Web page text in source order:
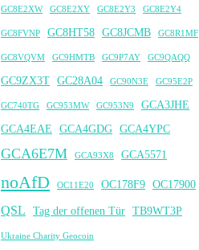
GC8E2XW GC8E2XY GC8E2Y3 GC8E2Y4
GC8FVNP GC8HT58 GC8JCMB GC8R1MF
GC8VQVM GC9HMTB GC9P7AY GC9QAQQ
GC9ZX3T GC28A04 GC90N3E GC95E2P
GC740TG GC953MW GC953N9
GCA3JHE
GCA4EAE
GCA4GDG GCA4YPC
GCA6E7M GCA93X8 GCA5571
noAfD OC11E20 OC178F9 OC17900
QSL Tag der offenen Tür TB9WT3P
Ukraine Charity Geocoin